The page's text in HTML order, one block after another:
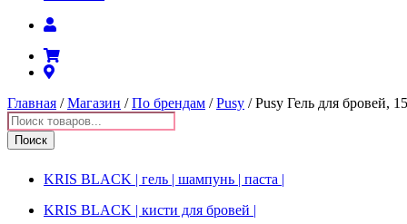
Главная /Магазин /По брендам /Pusy / Pusy Гель для бровей,
Поиск
товаров
Поиск
KRIS BLACK | гель | шампунь | паста |
KRIS BLACK | кисти для бровей |